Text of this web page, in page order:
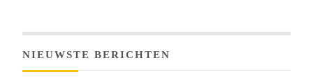
NIEUWSTE BERICHTEN